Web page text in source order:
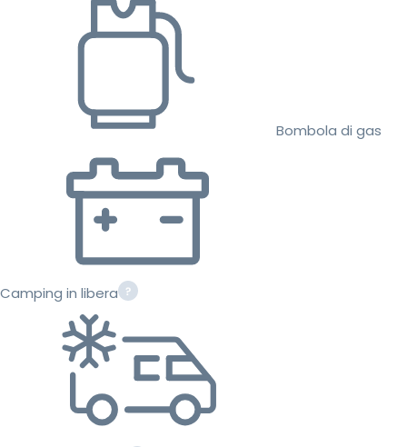
Bombola di gas
Camping in libera